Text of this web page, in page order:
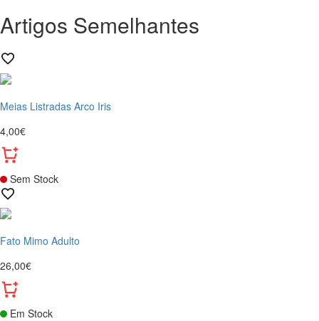
Artigos Semelhantes
Meias Listradas Arco Iris
4,00€
Sem Stock
Fato Mimo Adulto
26,00€
Em Stock